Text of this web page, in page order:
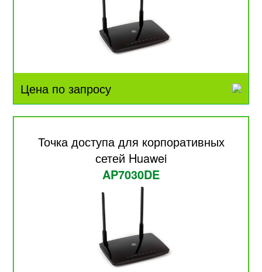
Цена по запросу
Точка доступа для корпоративных
сетей Huawei
AP7030DE